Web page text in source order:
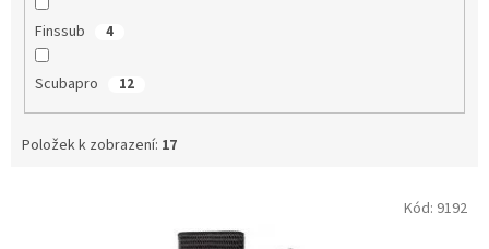
Finssub 4
Scubapro 12
Položek k zobrazení: 17
Kód: 9192